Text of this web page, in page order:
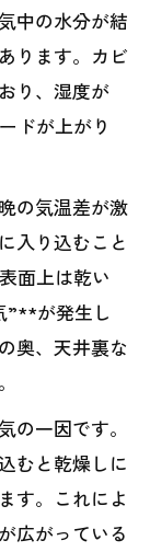
中の水分が結
ります。カビ
り、湿度が
ドが上がり
の気温差が激
入り込むこと
面上は乾い
”**が発生し
奥、天井裏な
の一因です。
むと乾燥しに
す。これによ
広がっている